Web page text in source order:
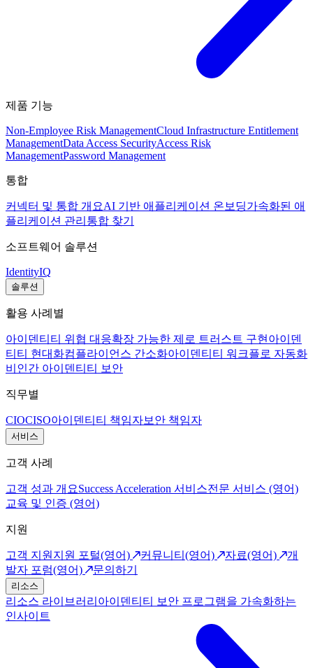
제품 기능
Non-Employee Risk ManagementCloud Infrastructure Entitlement
ManagementData Access SecurityAccess Risk
ManagementPassword Management
통합
커넥터 및 통합 개요AI 기반 애플리케이션 온보딩가속화된 애
플리케이션 관리 통합 찾기
소프트웨어 솔루션
IdentityIQ
솔루션
활용 사례별
아이덴티티 위협 대응확장 가능한 제로 트러스트 구현 아이덴
티티 현대화컴플라이언스 간소화아이덴티티 워크플로 자동화
비인간 아이덴티티 보안
직무별
CIOCISO아이덴티티 책임자보안 책임자
서비스
고객 사례
고객 성과 개요Success Acceleration 서비스전문 서비스 (영어)
교육 및 인증 (영어)
지원
고객 지원 지원 포털(영어) 커뮤니티(영어) 자료(영어)
개
발자 포럼(영어)
문의하기
리소스
리소스 라이브러리 아이덴티티 보안 프로그램을 가속화하는
인사이트